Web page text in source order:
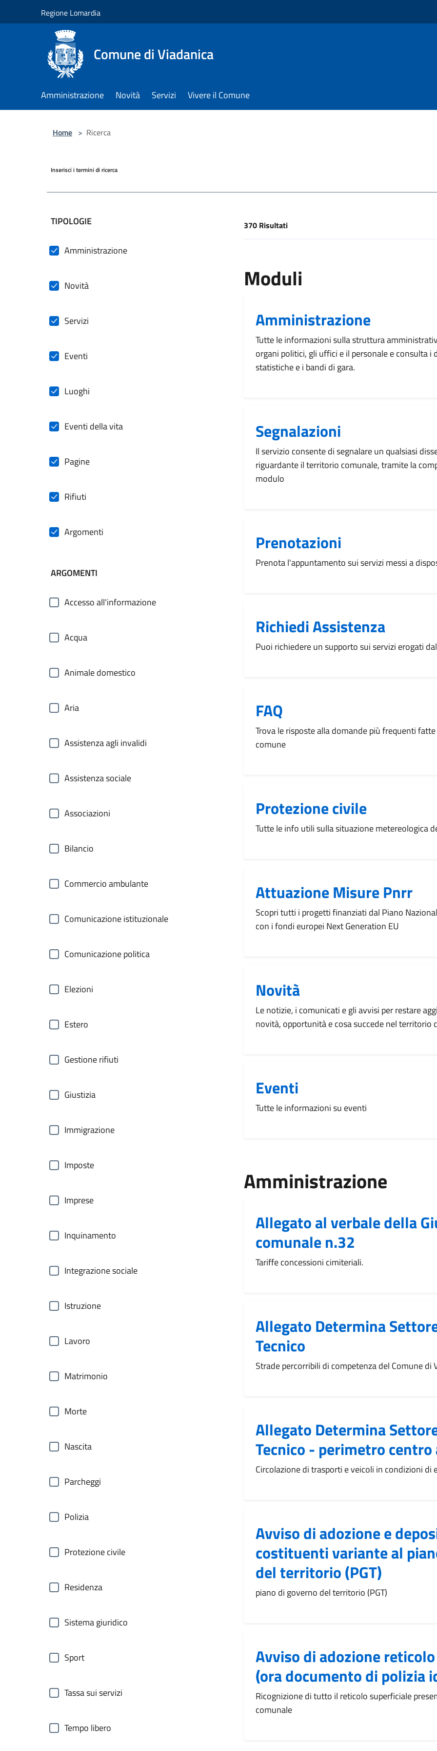
Regione Lomardia
Comune di Viadanica
Amministrazione Novità Servizi Vivere il Comune
Home > Ricerca
Inserisci i termini di ricerca
filtri da applicare
TIPOLOGIE
Amministrazione
Novità
Servizi
Eventi
Luoghi
Eventi della vita
Pagine
Rifiuti
Argomenti
ARGOMENTI
Accesso all'informazione
Acqua
Animale domestico
Aria
Assistenza agli invalidi
Assistenza sociale
Associazioni
Bilancio
Commercio ambulante
Comunicazione istituzionale
Comunicazione politica
Elezioni
Estero
Gestione rifiuti
Giustizia
Immigrazione
Imposte
Imprese
Inquinamento
Integrazione sociale
Istruzione
Lavoro
Matrimonio
Morte
Nascita
Parcheggi
Polizia
Protezione civile
Residenza
Sistema giuridico
Sport
Tassa sui servizi
Tempo libero
[results] Risultati
370 Risultati
Moduli
Amministrazione
Tutte le informazioni sulla struttura
organi politici, gli uffici e il personale e consulta i
statistiche e i bandi di gara.
Segnalazioni
Il servizio consente di segnalare un qualsiasi
riguardante il territorio comunale, tramite la
modulo
Prenotazioni
Prenota l'appuntamento sui servizi messi a
Richiedi Assistenza
Puoi richiedere un supporto sui servizi erogati
FAQ
Trova le risposte alla domande più frequenti
comune
Protezione civile
Tutte le info utili sulla situazione metereologica
Attuazione Misure Pnrr
Scopri tutti i progetti finanziati dal Piano
con i fondi europei Next Generation EU
Novità
Le notizie, i comunicati e gli avvisi per restare
novità, opportunità e cosa succede nel territorio
Eventi
Tutte le informazioni su eventi
Amministrazione
Allegato al verbale della
comunale n.32
Tariffe concessioni cimiteriali.
Allegato Determina
Tecnico
Strade percorribili di competenza del Comune di
Allegato Determina
Tecnico - perimetro
Circolazione di trasporti e veicoli in condizioni di
Avviso di adozione e
costituenti variante al
del territorio (PGT)
piano di governo del territorio (PGT)
Avviso di adozione
(ora documento di polizia
Ricognizione di tutto il reticolo superficiale
comunale